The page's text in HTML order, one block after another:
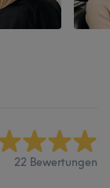
22 Bewertungen